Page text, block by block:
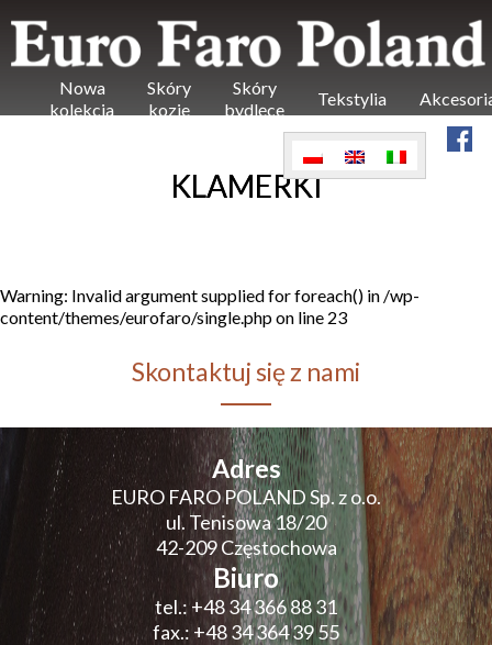
Nowa
kolekcja
Skóry
kozie
Skóry
bydlęce
Tekstylia
KLAMERKI
Warning: Invalid argument supplied for foreach() in /wp-
content/themes/eurofaro/single.phpon line 23
Skontaktuj się z nami
Adres
EURO FARO POLAND Sp. z o.o.
ul. Tenisowa 18/20
42-209 Częstochowa
Biuro
tel.:+48 34 366 88 31
fax.: +48 34 364 39 55